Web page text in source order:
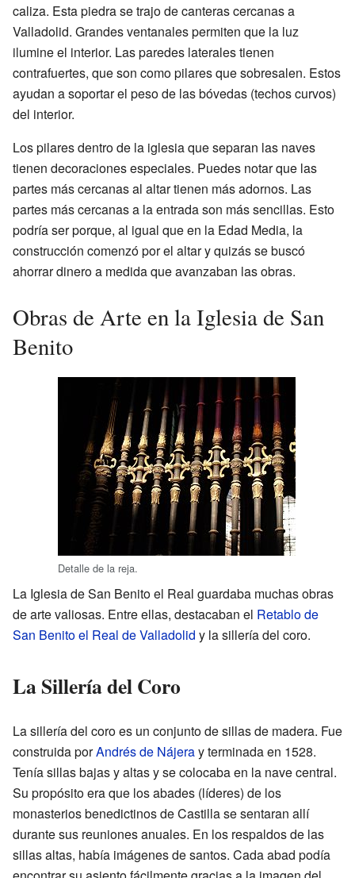
caliza. Esta piedra se trajo de canteras cercanas a
Valladolid. Grandes ventanales permiten que la luz
ilumine el interior. Las paredes laterales tienen
contrafuertes, que son como pilares que sobresalen. Estos
ayudan a soportar el peso de las bóvedas (techos curvos)
del interior.
Los pilares dentro de la iglesia que separan las naves
tienen decoraciones especiales. Puedes notar que las
partes más cercanas al altar tienen más adornos. Las
partes más cercanas a la entrada son más sencillas. Esto
podría ser porque, al igual que en la Edad Media, la
construcción comenzó por el altar y quizás se buscó
ahorrar dinero a medida que avanzaban las obras.
Obras de Arte en la Iglesia de San
Benito
Detalle de la reja.
La Iglesia de San Benito el Real guardaba muchas obras
de arte valiosas. Entre ellas, destacaban el Retablo de
San Benito el Real de Valladolid y la sillería del coro.
La Sillería del Coro
La sillería del coro es un conjunto de sillas de madera. Fue
construida porAndrés de Nájeray terminada en 1528.
Tenía sillas bajas y altas y se colocaba en la nave central.
Su propósito era que los abades (líderes) de los
monasterios benedictinos de Castilla se sentaran allí
durante sus reuniones anuales. En los respaldos de las
sillas altas, había imágenes de santos. Cada abad podía